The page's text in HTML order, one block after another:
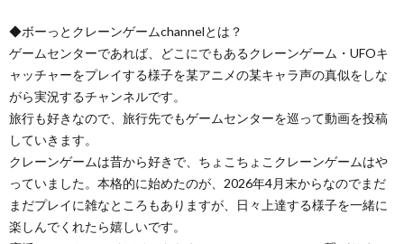
◆ボーっとクレーンゲームchannelとは？
ゲームセンターであれば、どこにでもあるクレーンゲーム・UFOキ
ャッチャーをプレイする様子を某アニメの某キャラ声の真似をしな
がら実況するチャンネルです。
旅行も好きなので、旅行先でもゲームセンターを巡って動画を投稿
していきます。
クレーンゲームは昔から好きで、ちょこちょこクレーンゲームはや
っていました。本格的に始めたのが、2026年4月末からなのでまだ
まだプレイに雑なところもありますが、日々上達する様子を一緒に
楽しんでくれたら嬉しいです。